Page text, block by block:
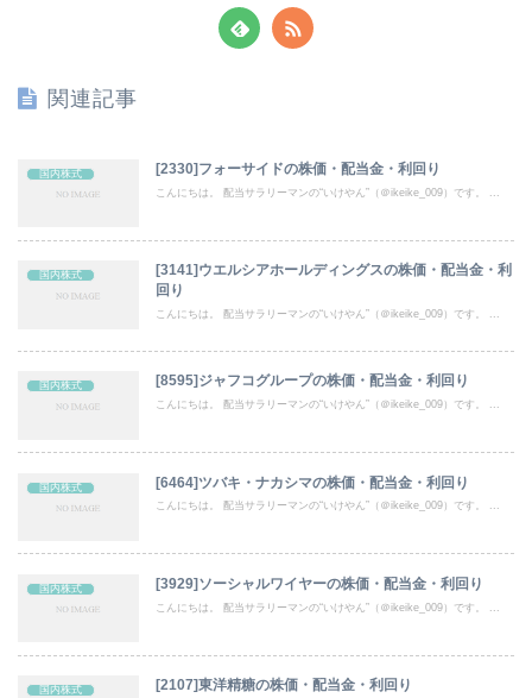
関連記事
国内株式 [2330]フォーサイドの株価・配当金・利回り
こんにちは。 配当サラリーマンの“いけやん”（＠ikeike_009）です。 ...
国内株式
[3141]ウエルシアホールディングスの株価・配当金・利
回り
こんにちは。 配当サラリーマンの“いけやん”（＠ikeike_009）です。 ...
国内株式 [8595]ジャフコグループの株価・配当金・利回り
こんにちは。 配当サラリーマンの“いけやん”（＠ikeike_009）です。 ...
国内株式 [6464]ツバキ・ナカシマの株価・配当金・利回り
こんにちは。 配当サラリーマンの“いけやん”（＠ikeike_009）です。 ...
国内株式 [3929]ソーシャルワイヤーの株価・配当金・利回り
こんにちは。 配当サラリーマンの“いけやん”（＠ikeike_009）です。 ...
国内株式 [2107]東洋精糖の株価・配当金・利回り